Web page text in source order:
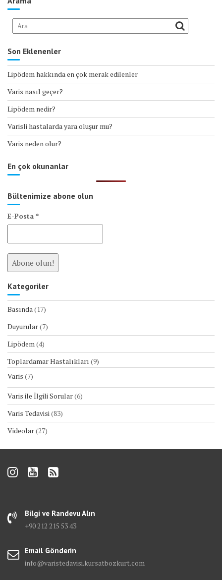
Son Eklenenler
Lipödem hakkında en çok merak edilenler
Varis nasıl geçer?
Lipödem nedir?
Varisli hastalarda yara oluşur mu?
Varis neden olur?
En çok okunanlar
Bültenimize abone olun
E-Posta *
Kategoriler
Basında (17)
Duyurular(7)
Lipödem (4)
Toplardamar Hastalıkları (9)
Varis (7)
Varis ile İlgili Sorular(6)
Varis Tedavisi (83)
Videolar(27)
Bilgi ve Randevu Alın
+90 212 215 53 43
Email Gönderin
info@varistedavisi.kursatbozkurt.com